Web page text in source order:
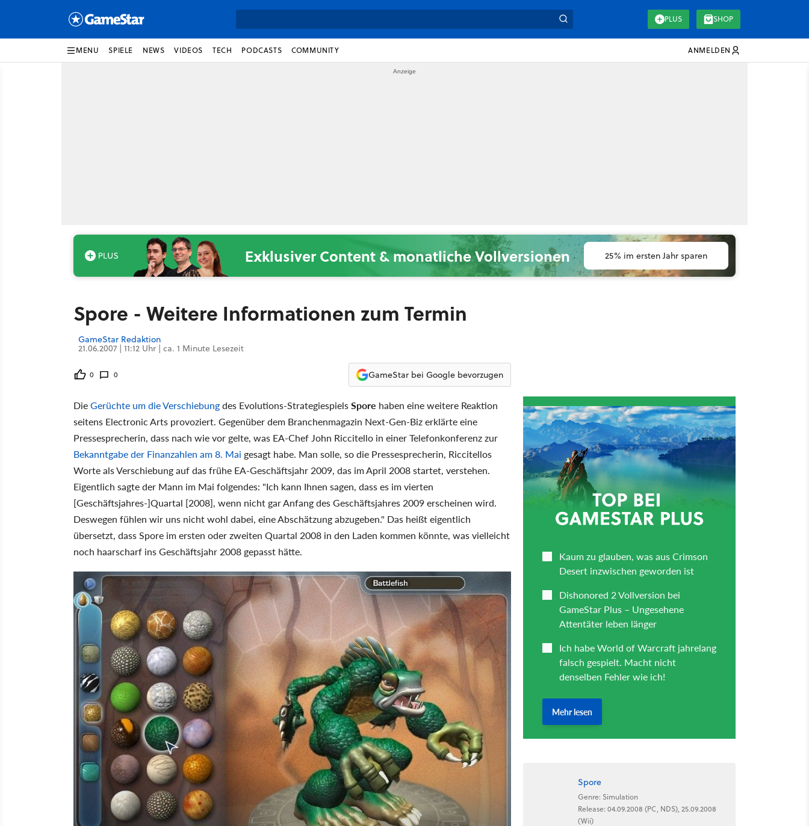
PLUS SHOP
MENU SPIELE NEWS VIDEOS TECH PODCASTS COMMUNITY ANMELDEN
Exklusiver Content & monatliche Vollversionen 25% im ersten Jahr sparen
Spore - Weitere Informationen zum Termin
GameStar Redaktion
21.06.2007 | 11:12 Uhr | ca. 1 Minute Lesezeit
0 0 GameStar bei Google bevorzugen
DieGerüchte um die Verschiebungdes Evolutions-StrategiespielsSpore haben eine weitere Reaktion
seitens Electronic Arts provoziert. Gegenüber dem Branchenmagazin Next-Gen-Biz erklärte eine
Pressesprecherin, dass nach wie vor gelte, was EA-Chef John Riccitello in einer Telefonkonferenz zur
Bekanntgabe der Finanzahlen am 8. Mai gesagt habe. Man solle, so die Pressesprecherin, Riccitellos
Worte als Verschiebung auf das frühe EA-Geschäftsjahr 2009, das im April 2008 startet, verstehen.
Eigentlich sagte der Mann im Mai folgendes: "Ich kann Ihnen sagen, dass es im vierten
[Geschäftsjahres-]Quartal [2008], wenn nicht gar Anfang des Geschäftsjahres 2009 erscheinen wird.
Deswegen fühlen wir uns nicht wohl dabei, eine Abschätzung abzugeben." Das heißt eigentlich
übersetzt, dass Spore im ersten oder zweiten Quartal 2008 in den Laden kommen könnte, was vielleicht
noch haarscharf ins Geschäftsjahr 2008 gepasst hätte.
Spore
Genre: Simulation
Release: 04.09.2008 (PC, NDS), 25.09.2008
(Wii)